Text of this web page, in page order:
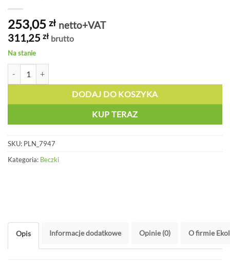
253,05 zł netto+VAT
311,25 zł brutto
Na stanie
DODAJ DO KOSZYKA
KUP TERAZ
SKU: PLN_7947
Kategoria: Beczki
Opis Informacje dodatkowe Opinie (0) O firmie